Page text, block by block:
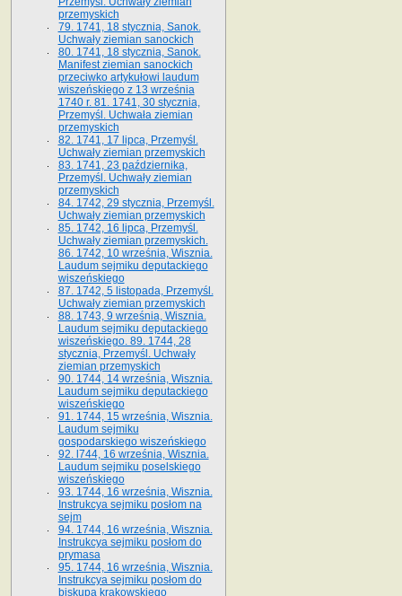
przemyskich
79. 1741, 18 stycznia, Sanok.
Uchwały ziemian sanockich
80. 1741, 18 stycznia, Sanok.
Manifest ziemian sanockich
przeciwko artykułowi laudum
wiszeńskiego z 13 wrze­śnia
1740 r. 81. 1741, 30 stycznia,
Przemyśl. Uchwała ziemian
przemyskich
82. 1741, 17 lipca, Przemyśl.
Uchwały ziemian przemyskich
83. 1741, 23 października,
Przemyśl. Uchwały ziemian
przemyskich
84. 1742, 29 stycznia, Przemyśl.
Uchwały ziemian przemyskich
85. 1742, 16 lipca, Przemyśl.
Uchwały ziemian przemyskich.
86. 1742, 10 września, Wisznia.
Laudum sejmiku deputackiego
wiszeńskiego
87. 1742, 5 listopada, Przemyśl.
Uchwały ziemian przemyskich
88. 1743, 9 września, Wisznia.
Laudum sejmiku deputackiego
wiszeńskiego. 89. 1744, 28
stycznia, Przemyśl. Uchwały
ziemian przemyskich
90. 1744, 14 września, Wisznia.
Laudum sejmiku deputackiego
wiszeńskiego
91. 1744, 15 września, Wisznia.
Laudum sejmiku
gospodarskiego wiszeńskiego
92. l744, 16 września, Wisznia.
Laudum sejmiku poselskiego
wiszeńskiego
93. 1744, 16 września, Wisznia.
Instrukcya sejmiku posłom na
sejm
94. 1744, 16 września, Wisznia.
Instrukcya sejmiku posłom do
prymasa
95. 1744, 16 września, Wisznia.
Instrukcya sejmiku posłom do
biskupa krakowskiego